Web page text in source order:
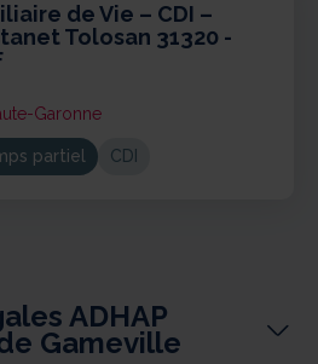
de Vie – CDI –
Tolosan 31320 -
Garonne
partiel CDI
ADHAP
Gameville